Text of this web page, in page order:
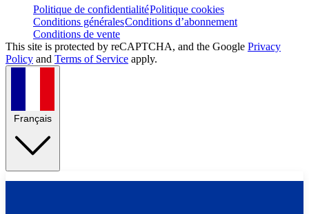
Politique de confidentialitéPolitique cookies
Conditions généralesConditions d’abonnement
Conditions de vente
This site is protected by reCAPTCHA, and the Google Privacy
Policy and Terms of Service apply.
Français